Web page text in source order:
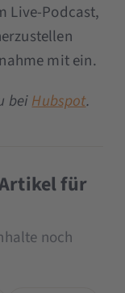
Live-Podcast,
mit ein.
beiHubspot.
für
noch